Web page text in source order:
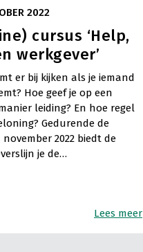
2022
cursus ‘Help,
werkgever’
er bij kijken als je iemand
Hoe geef je op een
leiding? En hoe regel
Gedurende de
2022 biedt de
je de…
Lees meer